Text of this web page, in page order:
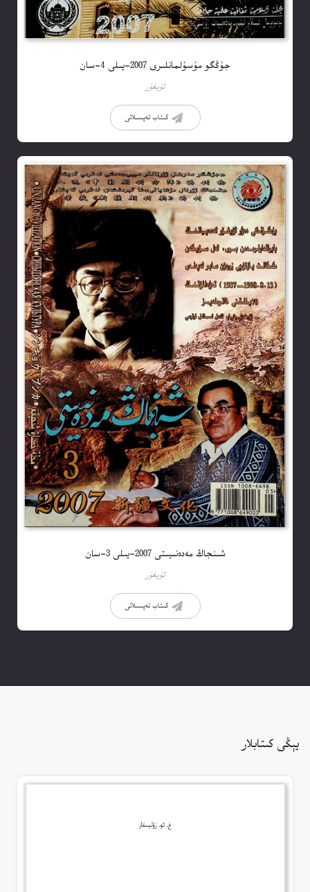
جۇڭگو مۇسۇلمانلىرى 2007-يىلى 4-سان
ئۇيغۇر
كىتاب تەپسىلاتى
شىنجاڭ مەدەنىيىتى 2007-يىلى 3-سان
ئۇيغۇر
كىتاب تەپسىلاتى
يېڭى كىتابلار